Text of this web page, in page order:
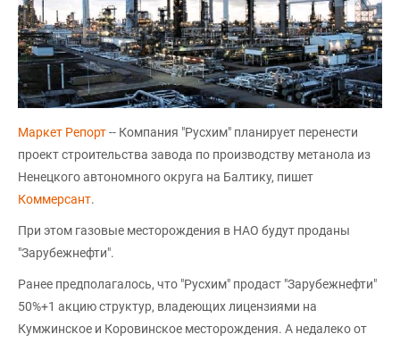
Маркет Репорт-- Компания "Русхим" планирует перенести
проект строительства завода по производству метанола из
Ненецкого автономного округа на Балтику, пишет
Коммерсант.
При этом газовые месторождения в НАО будут проданы
"Зарубежнефти".
Ранее предполагалось, что "Русхим" продаст "Зарубежнефти"
50%+1 акцию структур, владеющих лицензиями на
Кумжинское и Коровинское месторождения. А недалеко от